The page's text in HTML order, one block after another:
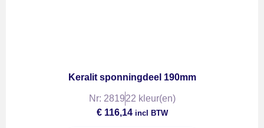
Keralit sponningdeel 190mm
Nr: 281922 kleur(en)
€116,14incl BTW